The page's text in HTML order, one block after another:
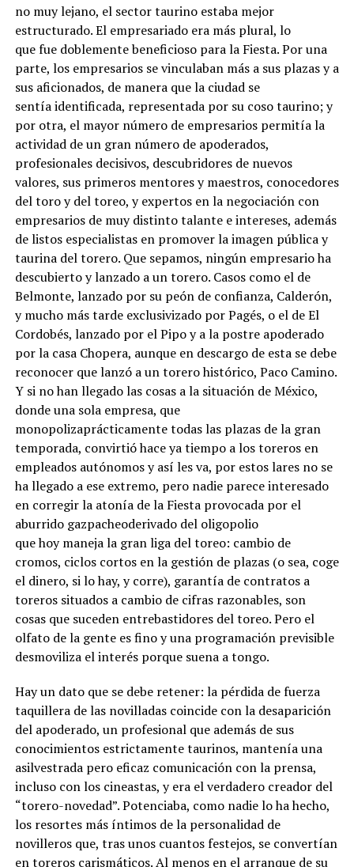
no muy lejano, el sector taurino estaba mejor
estructurado. El empresariado era más plural, lo
que fue doblemente beneficioso para la Fiesta. Por una
parte, los empresarios se vinculaban más a sus plazas y a
sus aficionados, de manera que la ciudad se
sentía identificada, representada por su coso taurino; y
por otra, el mayor número de empresarios permitía la
actividad de un gran número de apoderados,
profesionales decisivos, descubridores de nuevos
valores, sus primeros mentores y maestros, conocedores
del toro y del toreo, y expertos en la negociación con
empresarios de muy distinto talante e intereses, además
de listos especialistas en promover la imagen pública y
taurina del torero. Que sepamos, ningún empresario ha
descubierto y lanzado a un torero. Casos como el de
Belmonte, lanzado por su peón de confianza, Calderón,
y mucho más tarde exclusivizado por Pagés, o el de El
Cordobés, lanzado por el Pipo y a la postre apoderado
por la casa Chopera, aunque en descargo de esta se debe
reconocer que lanzó a un torero histórico, Paco Camino.
Y si no han llegado las cosas a la situación de México,
donde una sola empresa, que
monopolizaprácticamente todas las plazas de la gran
temporada, convirtió hace ya tiempo a los toreros en
empleados autónomos y así les va, por estos lares no se
ha llegado a ese extremo, pero nadie parece interesado
en corregir la atonía de la Fiesta provocada por el
aburrido gazpacheoderivado del oligopolio
que hoy maneja la gran liga del toreo: cambio de
cromos, ciclos cortos en la gestión de plazas (o sea, coge
el dinero, si lo hay, y corre), garantía de contratos a
toreros situados a cambio de cifras razonables, son
cosas que suceden entrebastidores del toreo. Pero el
olfato de la gente es fino y una programación previsible
desmoviliza el interés porque suena a tongo.
Hay un dato que se debe retener: la pérdida de fuerza
taquillera de las novilladas coincide con la desaparición
del apoderado, un profesional que además de sus
conocimientos estrictamente taurinos, mantenía una
asilvestrada pero eficaz comunicación con la prensa,
incluso con los cineastas, y era el verdadero creador del
“torero-novedad”. Potenciaba, como nadie lo ha hecho,
los resortes más íntimos de la personalidad de
novilleros que, tras unos cuantos festejos, se convertían
en toreros carismáticos. Al menos en el arranque de su